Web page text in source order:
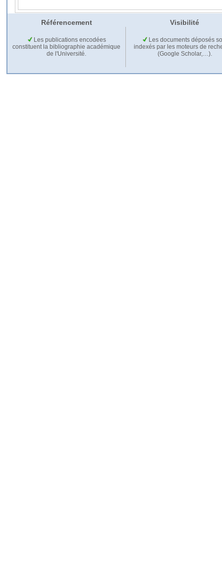
Référencement Visibilité
Les publications encodées
constituent la bibliographie académique
de l'Université.
Les documents déposés
indexés par les moteurs de
(Google Scholar,…).